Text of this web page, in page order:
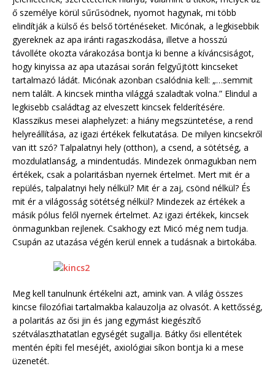
ő személye körül sűrűsödnek, nyomot hagynak, mi több
elindítják a külső és belső történéseket. Micónak, a legkisebbik
gyereknek az apa iránti ragaszkodása, illetve a hosszú
távolléte okozta várakozása bontja ki benne a kíváncsiságot,
hogy kinyissa az apa utazásai során felgyűjtött kincseket
tartalmazó ládát. Micónak azonban csalódnia kell: „…semmit
nem talált. A kincsek mintha világgá szaladtak volna.” Elindul a
legkisebb családtag az elveszett kincsek felderítésére.
Klasszikus mesei alaphelyzet: a hiány megszüntetése, a rend
helyreállítása, az igazi értékek felkutatása. De milyen kincsekről
van itt szó? Talpalatnyi hely (otthon), a csend, a sötétség, a
mozdulatlanság, a mindentudás. Mindezek önmagukban nem
értékek, csak a polaritásban nyernek értelmet. Mert mit ér a
repülés, talpalatnyi hely nélkül? Mit ér a zaj, csönd nélkül? És
mit ér a világosság sötétség nélkül? Mindezek az értékek a
másik pólus felől nyernek értelmet. Az igazi értékek, kincsek
önmagunkban rejlenek. Csakhogy ezt Micó még nem tudja.
Csupán az utazása végén kerül ennek a tudásnak a birtokába.
Meg kell tanulnunk értékelni azt, amink van. A világ összes
kincse filozófiai tartalmakba kalauzolja az olvasót. A kettősség,
a polaritás az ősi jin és jang egymást kiegészítő
szétválaszthatatlan egységét sugallja. Bátky ősi ellentétek
mentén építi fel meséjét, axiológiai síkon bontja ki a mese
üzenetét.